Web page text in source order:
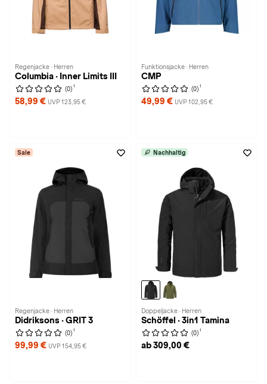
Regenjacke · Herren
Columbia · Inner Limits III
(0) 1
58,99 € UVP 123,95 €
Funktionsjacke · Herren
CMP
(0) 1
49,99 € UVP 102,95 €
Sale
Regenjacke · Herren
Didriksons · GRIT 3
(0) 1
99,99 € UVP 154,95 €
Nachhaltig
Doppeljacke · Herren
Schöffel · 3in1 Tamina
(0) 1
ab 309,00 €